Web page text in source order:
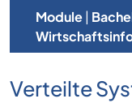
Module|
Verteilte